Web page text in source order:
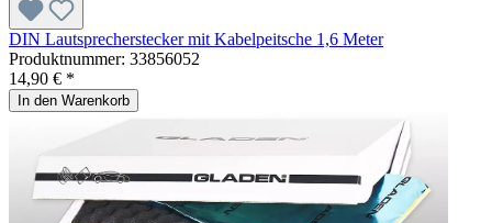
DIN Lautsprecherstecker mit Kabelpeitsche 1,6 Meter
Produktnummer: 33856052
14,90 € *
In den Warenkorb